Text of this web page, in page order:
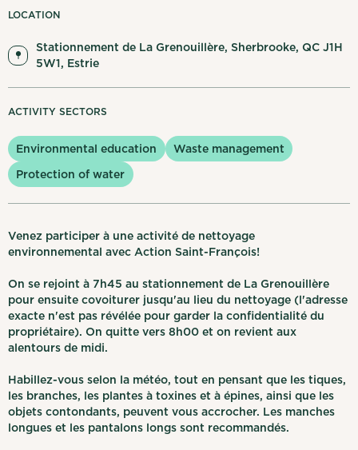
My notifications
LOCATION
Stationnement de La Grenouillère, Sherbrooke, QC J1H
5W1, Estrie
ACTIVITY SECTORS
Environmental education Waste management
Protection of water
Venez participer à une activité de nettoyage
environnemental avec Action Saint-François!
On se rejoint à 7h45 au stationnement de La Grenouillère
pour ensuite covoiturer jusqu'au lieu du nettoyage (l'adresse
exacte n'est pas révélée pour garder la confidentialité du
propriétaire). On quitte vers 8h00 et on revient aux
alentours de midi.
Habillez-vous selon la météo, tout en pensant que les tiques,
les branches, les plantes à toxines et à épines, ainsi que les
objets contondants, peuvent vous accrocher. Les manches
longues et les pantalons longs sont recommandés.